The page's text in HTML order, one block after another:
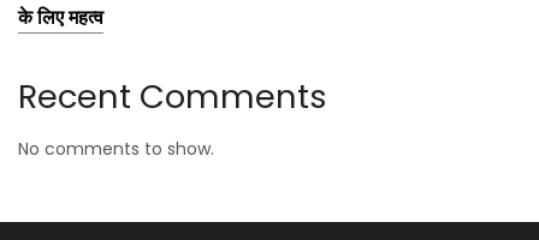
के लिए महत्व
Recent Comments
No comments to show.